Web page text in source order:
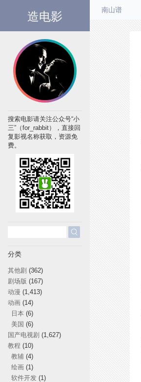
造电影 南山谱
搜索电影请关注公众号“小
三”（for_rabbit），直接回
复影视名称获取，资源免
费。
分类
其他剧 (362)
剧场版 (167)
动漫 (1,413)
动画 (14)
日本 (6)
美国 (6)
国产电视剧 (1,627)
教程 (10)
教辅(4)
绘画(1)
软件开发(1)